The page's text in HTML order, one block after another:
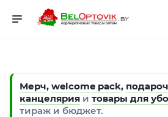
Мерч, welcome pack,
канцелярия и товары для
тираж и бюджет.